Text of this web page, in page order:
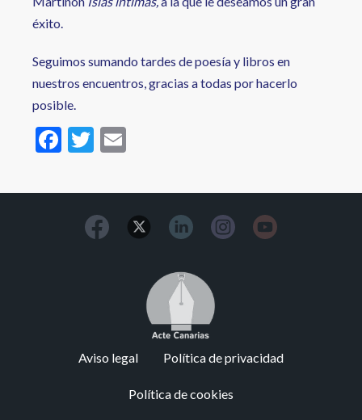
éxito.
Seguimos sumando tardes de poesía y libros en
nuestros encuentros, gracias a todas por hacerlo
posible.
F
ac
e
T
w
itt
er
ai
l
Image
Aviso legal Política de privacidad
Política de cookies